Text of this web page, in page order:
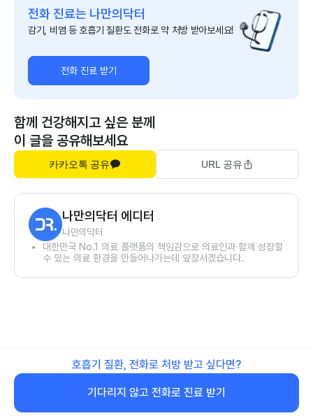
전화 진료는 나만의닥터
감기, 비염 등 호흡기 질환도 전화로 약 처방 받아보세요!
전화 진료 받기
함께 건강해지고 싶은 분께
이 글을 공유해보세요
카카오톡 공유 URL 공유
나만의닥터 에디터
나만의닥터
대한민국 No.1 의료 플랫폼의 책임감으로 의료인과 함께 성장할
수 있는 의료 환경을 만들어나가는데 앞장서겠습니다.
호흡기 질환, 전화로 처방 받고 싶다면?
기다리지 않고 전화로 진료 받기